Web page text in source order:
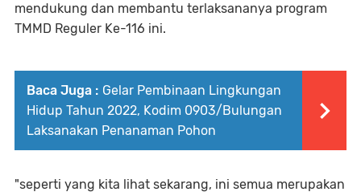
mendukung dan membantu terlaksananya program
TMMD Reguler Ke-116 ini.
Baca Juga : Gelar Pembinaan Lingkungan
Hidup Tahun 2022, Kodim 0903/Bulungan
Laksanakan Penanaman Pohon
"seperti yang kita lihat sekarang, ini semua merupakan